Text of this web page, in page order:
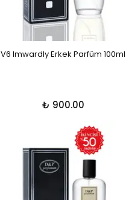
V6 Imwardly Erkek Parfüm 100ml
₺ 900.00